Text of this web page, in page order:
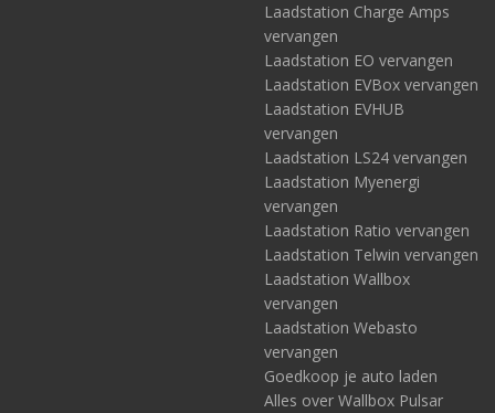
Laadstation Charge Amps
vervangen
Laadstation EO vervangen
Laadstation EVBox vervangen
Laadstation EVHUB
vervangen
Laadstation LS24 vervangen
Laadstation Myenergi
vervangen
Laadstation Ratio vervangen
Laadstation Telwin vervangen
Laadstation Wallbox
vervangen
Laadstation Webasto
vervangen
Goedkoop je auto laden
Alles over Wallbox Pulsar